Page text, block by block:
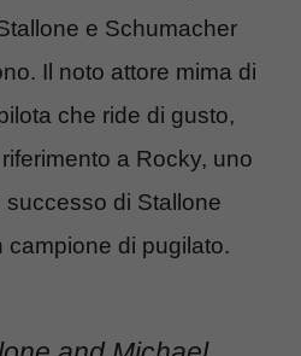
e Schumacher
Il noto attore mima di
che ride di gusto,
a Rocky, uno
successo di Stallone
campione di pugilato.